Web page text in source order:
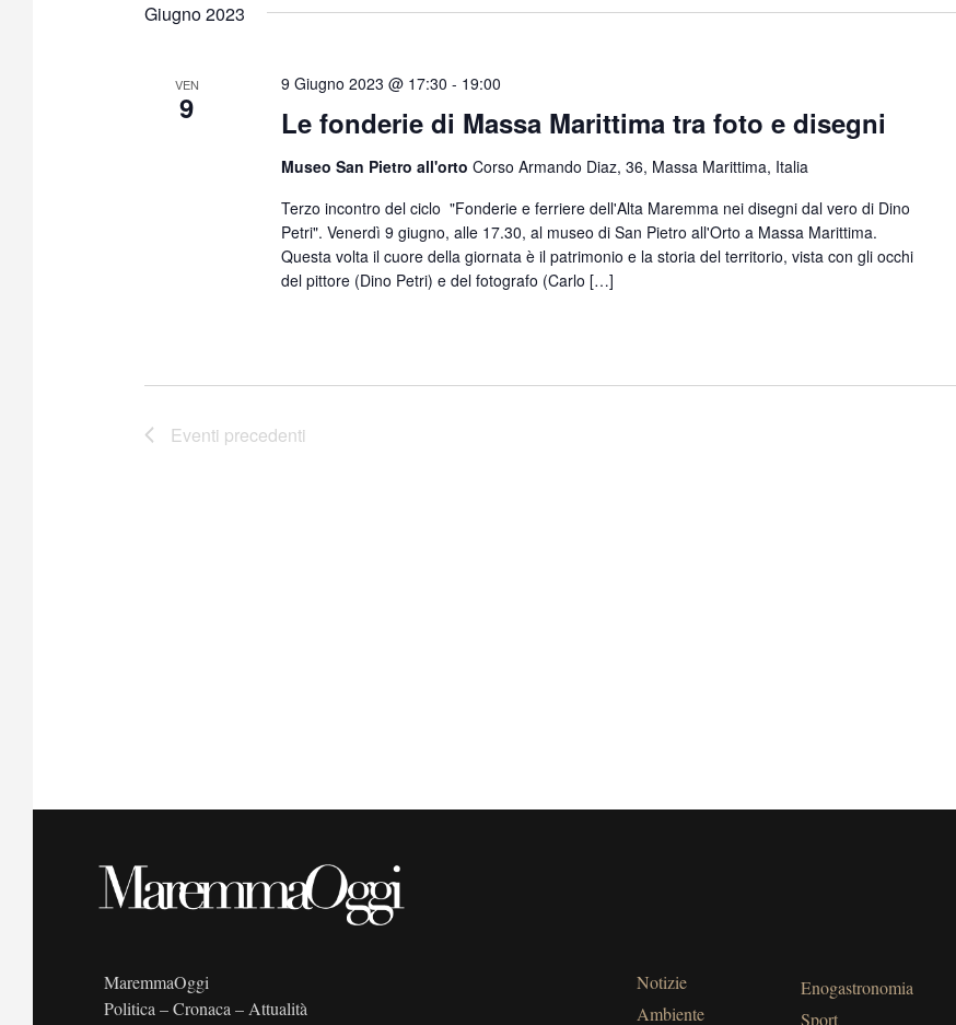
Giugno 2023
VEN
9 Le fonderie di Massa Marittima tra foto e disegni
9 Giugno 2023 @ 17:30 - 19:00
Museo San Pietro all'ortoCorso Armando Diaz, 36, Massa Marittima, Italia
Terzo incontro del ciclo "Fonderie e ferriere dell'Alta Maremma nei disegni dal vero di Dino
Petri". Venerdì 9 giugno, alle 17.30, al museo di San Pietro all'Orto a Massa Marittima.
Questa volta il cuore della giornata è il patrimonio e la storia del territorio, vista con gli occhi
del pittore (Dino Petri) e del fotografo (Carlo […]
Eventi precedenti
MaremmaOggi
Politica – Cronaca – Attualità
Notizie
Ambiente
Enogastronomia
Sport